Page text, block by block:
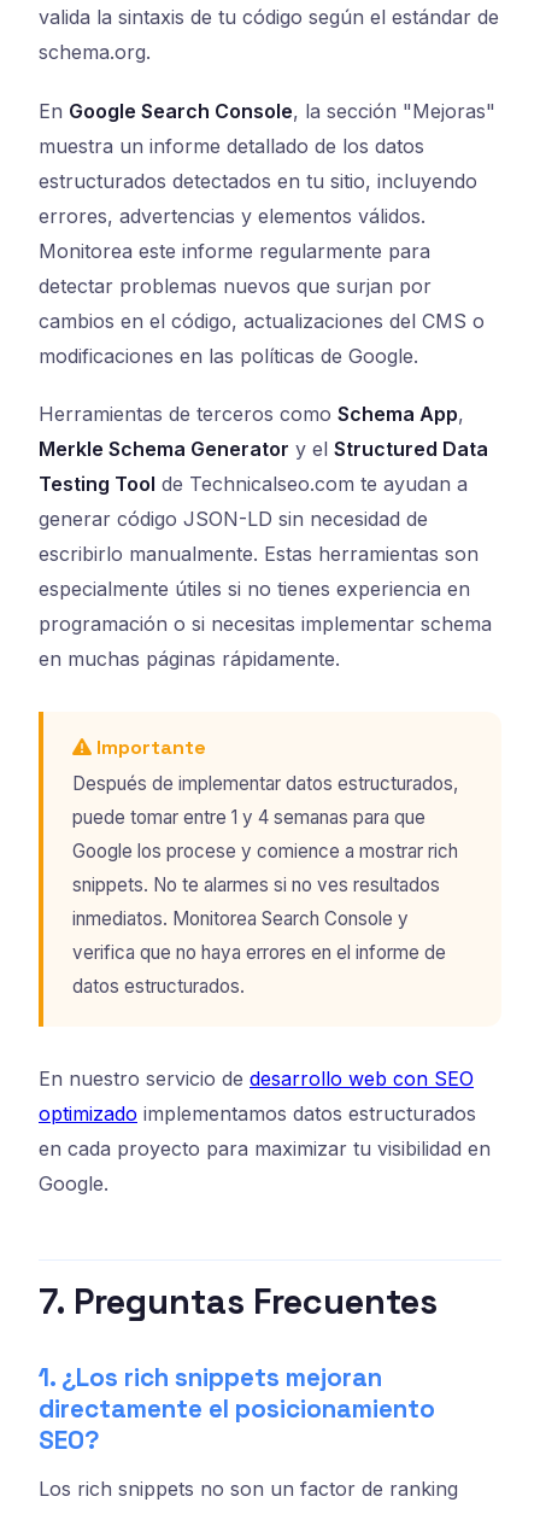
valida la sintaxis de tu código según el estándar de
schema.org.
En Google Search Console, la sección "Mejoras"
muestra un informe detallado de los datos
estructurados detectados en tu sitio, incluyendo
errores, advertencias y elementos válidos.
Monitorea este informe regularmente para
detectar problemas nuevos que surjan por
cambios en el código, actualizaciones del CMS o
modificaciones en las políticas de Google.
Herramientas de terceros como Schema App,
Merkle Schema Generator y el Structured Data
Testing Tool de Technicalseo.com te ayudan a
generar código JSON-LD sin necesidad de
escribirlo manualmente. Estas herramientas son
especialmente útiles si no tienes experiencia en
programación o si necesitas implementar schema
en muchas páginas rápidamente.
Importante
Después de implementar datos estructurados,
puede tomar entre 1 y 4 semanas para que
Google los procese y comience a mostrar rich
snippets. No te alarmes si no ves resultados
inmediatos. Monitorea Search Console y
verifica que no haya errores en el informe de
datos estructurados.
En nuestro servicio de desarrollo web con SEO
optimizado implementamos datos estructurados
en cada proyecto para maximizar tu visibilidad en
Google.
7. Preguntas Frecuentes
1. ¿Los rich snippets mejoran
directamente el posicionamiento
SEO?
Los rich snippets no son un factor de ranking